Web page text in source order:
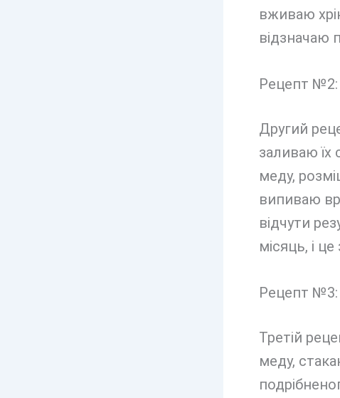
вживаю
відзначаю
Рецепт
Другий
заливаю
меду,
випиваю
відчути
місяць, і
Рецепт №3:
Третій
меду,